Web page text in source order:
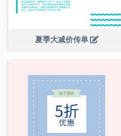
夏季大减价传单